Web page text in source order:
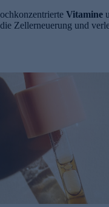
Vitamine
Zellerneuerung und